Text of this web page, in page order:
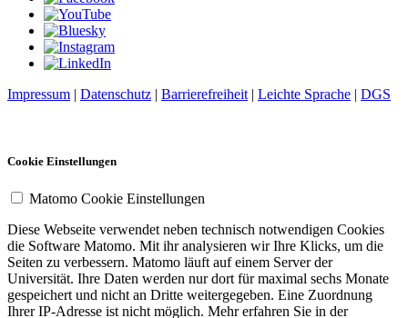
Impressum | Datenschutz | Barrierefreiheit | Leichte Sprache | DGS
Cookie Einstellungen
Matomo Cookie Einstellungen
Diese Webseite verwendet neben technisch notwendigen Cookies
die Software Matomo. Mit ihr analysieren wir Ihre Klicks, um die
Seiten zu verbessern. Matomo läuft auf einem Server der
Universität. Ihre Daten werden nur dort für maximal sechs Monate
gespeichert und nicht an Dritte weitergegeben. Eine Zuordnung
Ihrer IP-Adresse ist nicht möglich. Mehr erfahren Sie in der